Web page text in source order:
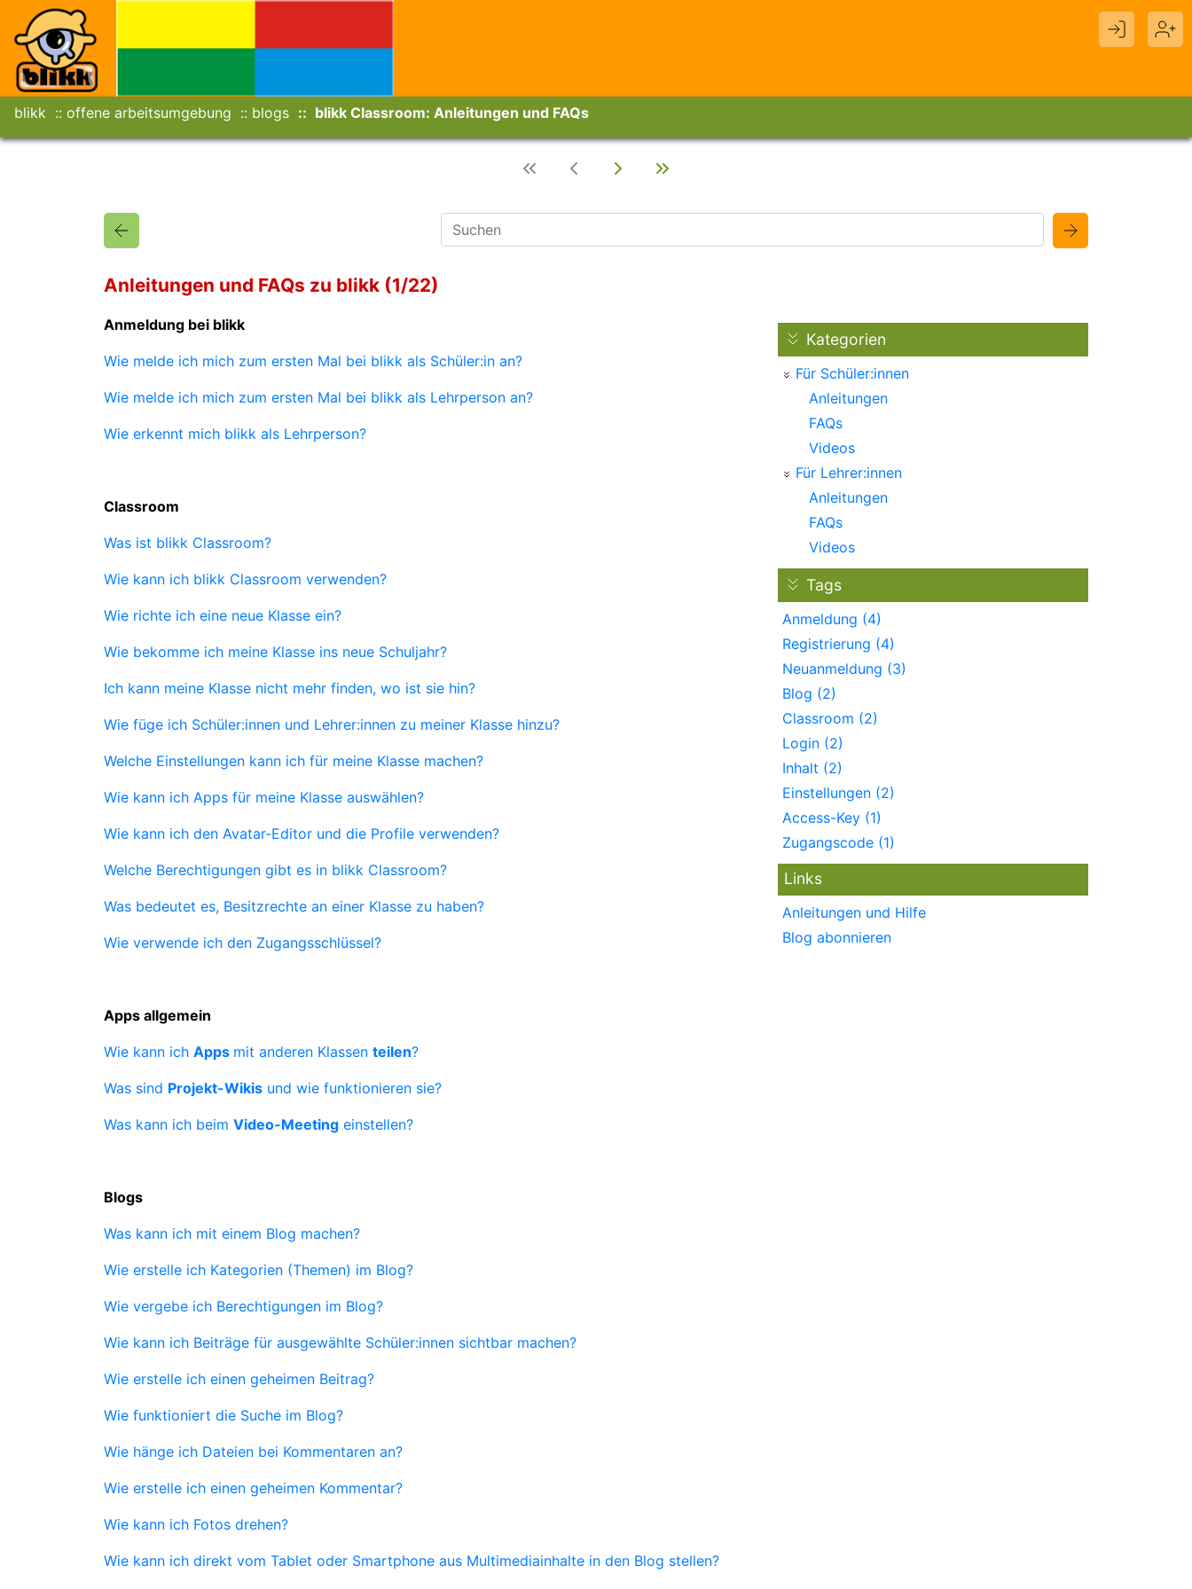
blikk offene arbeitsumgebung blogs blikk Classroom: Anleitungen und FAQs
Anleitungen und FAQs zu blikk (1/22)
Anmeldung bei blikk
Wie melde ich mich zum ersten Mal bei blikk als Schüler:in an?
Wie melde ich mich zum ersten Mal bei blikk als Lehrperson an?
Wie erkennt mich blikk als Lehrperson?
Classroom
Was ist blikk Classroom?
Wie kann ich blikk Classroom verwenden?
Wie richte ich eine neue Klasse ein?
Wie bekomme ich meine Klasse ins neue Schuljahr?
Ich kann meine Klasse nicht mehr finden, wo ist sie hin?
Wie füge ich Schüler:innen und Lehrer:innen zu meiner Klasse hinzu?
Welche Einstellungen kann ich für meine Klasse machen?
Wie kann ich Apps für meine Klasse auswählen?
Wie kann ich den Avatar-Editor und die Profile verwenden?
Welche Berechtigungen gibt es in blikk Classroom?
Was bedeutet es, Besitzrechte an einer Klasse zu haben?
Wie verwende ich den Zugangsschlüssel?
Apps allgemein
Wie kann ich Apps mit anderen Klassen teilen?
Was sind Projekt-Wikis und wie funktionieren sie?
Was kann ich beim Video-Meeting einstellen?
Blogs
Was kann ich mit einem Blog machen?
Wie erstelle ich Kategorien (Themen) im Blog?
Wie vergebe ich Berechtigungen im Blog?
Wie kann ich Beiträge für ausgewählte Schüler:innen sichtbar machen?
Wie erstelle ich einen geheimen Beitrag?
Wie funktioniert die Suche im Blog?
Wie hänge ich Dateien bei Kommentaren an?
Wie erstelle ich einen geheimen Kommentar?
Wie kann ich Fotos drehen?
Wie kann ich direkt vom Tablet oder Smartphone aus Multimediainhalte in den Blog stellen?
Kategorien
Für Schüler:innen
Anleitungen
FAQs
Videos
Für Lehrer:innen
Anleitungen
FAQs
Videos
Tags
Anmeldung (4)
Registrierung (4)
Neuanmeldung (3)
Blog (2)
Classroom (2)
Login (2)
Inhalt (2)
Einstellungen (2)
Access-Key (1)
Zugangscode (1)
Links
Anleitungen und Hilfe
Blog abonnieren